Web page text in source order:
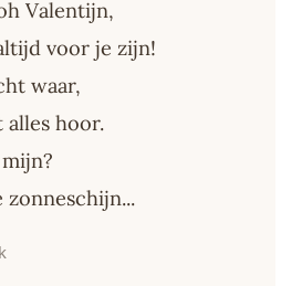
Valentijn,
voor je zijn!
waar,
alles hoor.